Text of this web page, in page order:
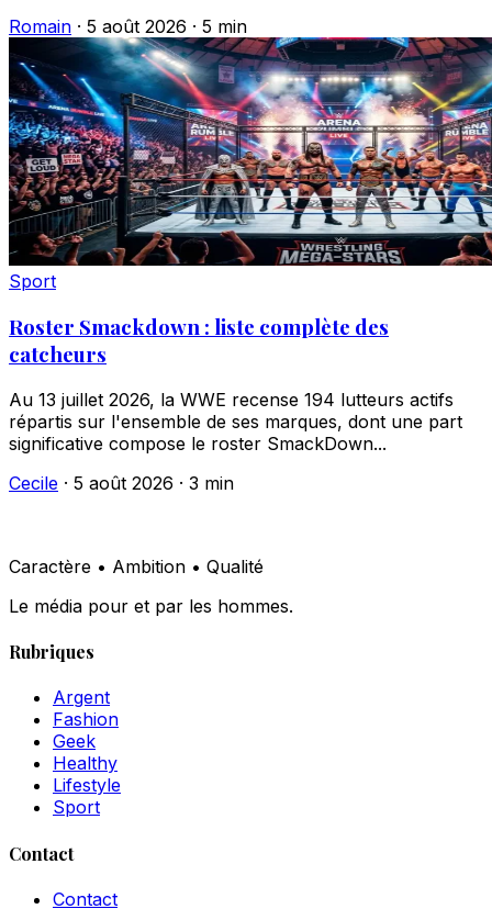
Romain · 5 août 2026 · 5 min
Sport
Roster Smackdown : liste complète des
catcheurs
Au 13 juillet 2026, la WWE recense 194 lutteurs actifs
répartis sur l'ensemble de ses marques, dont une part
significative compose le roster SmackDown...
Cecile · 5 août 2026 · 3 min
Caractère • Ambition • Qualité
Le média pour et par les hommes.
Rubriques
Argent
Fashion
Geek
Healthy
Lifestyle
Sport
Contact
Contact